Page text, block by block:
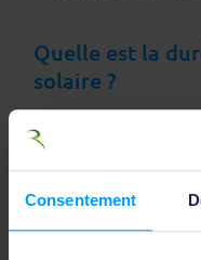
Consentement
Quelle est la
solaire ?
Contrairement à
technologiques qui
rapide, les panneaux
par leur longévité